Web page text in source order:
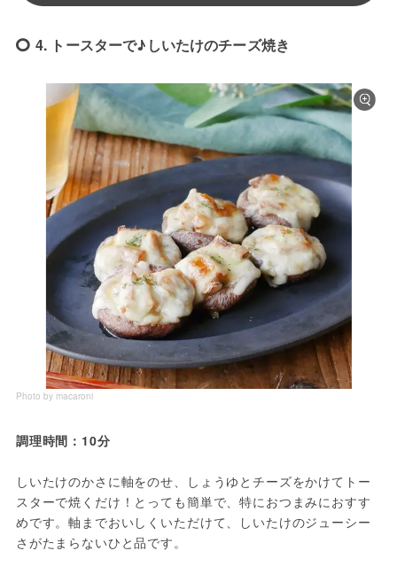
4. トースターで♪しいたけのチーズ焼き
Photo by macaroni
調理時間：10分
しいたけのかさに軸をのせ、しょうゆとチーズをかけてトー
スターで焼くだけ！とっても簡単で、特におつまみにおすす
めです。軸までおいしくいただけて、しいたけのジューシー
さがたまらないひと品です。